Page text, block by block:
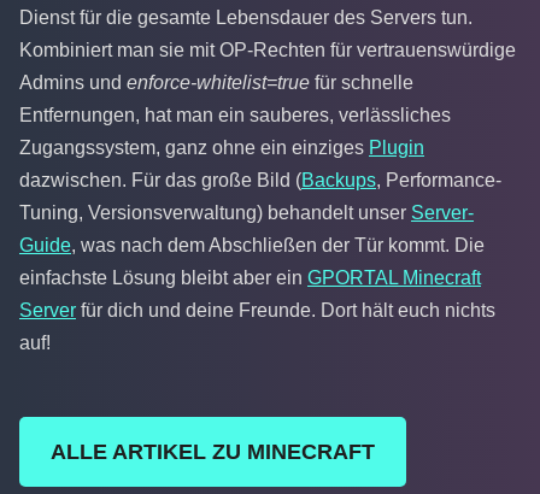
Dienst für die gesamte Lebensdauer des Servers tun.
Kombiniert man sie mit OP-Rechten für vertrauenswürdige
Admins und enforce-whitelist=true für schnelle
Entfernungen, hat man ein sauberes, verlässliches
Zugangssystem, ganz ohne ein einziges Plugin
dazwischen. Für das große Bild (Backups, Performance-
Tuning, Versionsverwaltung) behandelt unser Server-
Guide, was nach dem Abschließen der Tür kommt. Die
einfachste Lösung bleibt aber ein GPORTAL Minecraft
Server für dich und deine Freunde. Dort hält euch nichts
auf!
ALLE ARTIKEL ZU MINECRAFT